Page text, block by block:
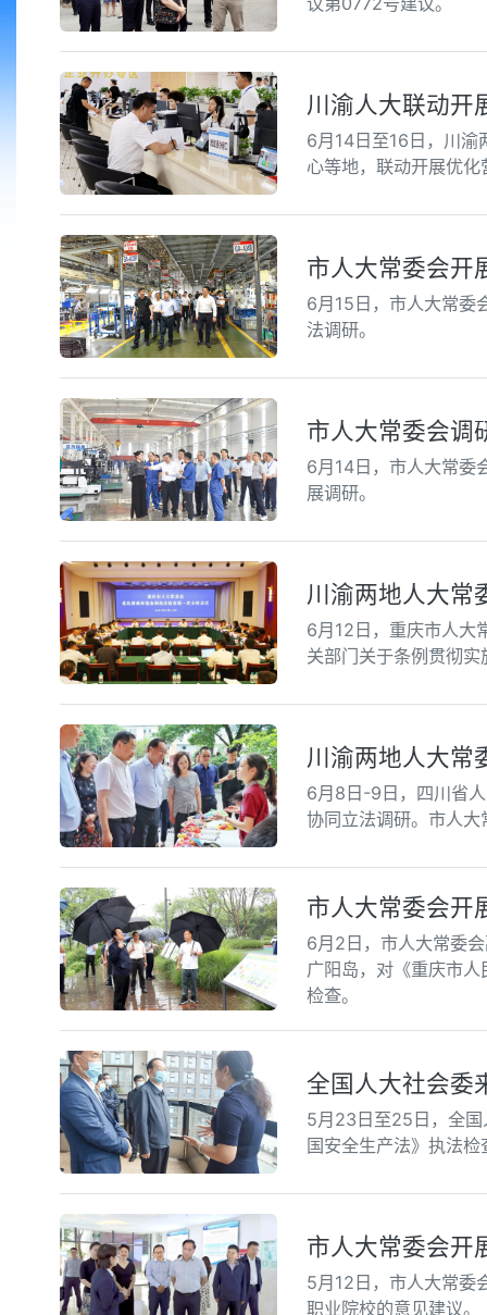
川渝人大联动开
6月14日至16日，川渝
心等地，联动开展优
市人大常委会开
6月15日，市人大常委
法调研。
市人大常委会调
6月14日，市人大常委
展调研。
川渝两地人大常
6月12日，重庆市人大
关部门关于条例贯彻
川渝两地人大常
6月8日-9日，四川省
协同立法调研。市人
市人大常委会开
6月2日，市人大常委
广阳岛，对《重庆市
检查。
全国人大社会委
5月23日至25日，全国
国安全生产法》执法检
市人大常委会开
5月12日，市人大常委
职业院校的意见建议。